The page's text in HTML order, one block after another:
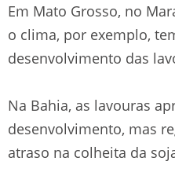
Em Mato Grosso, no
o clima, por exemplo,
desenvolvimento das
Na Bahia, as lavouras
desenvolvimento, mas
atraso na colheita da